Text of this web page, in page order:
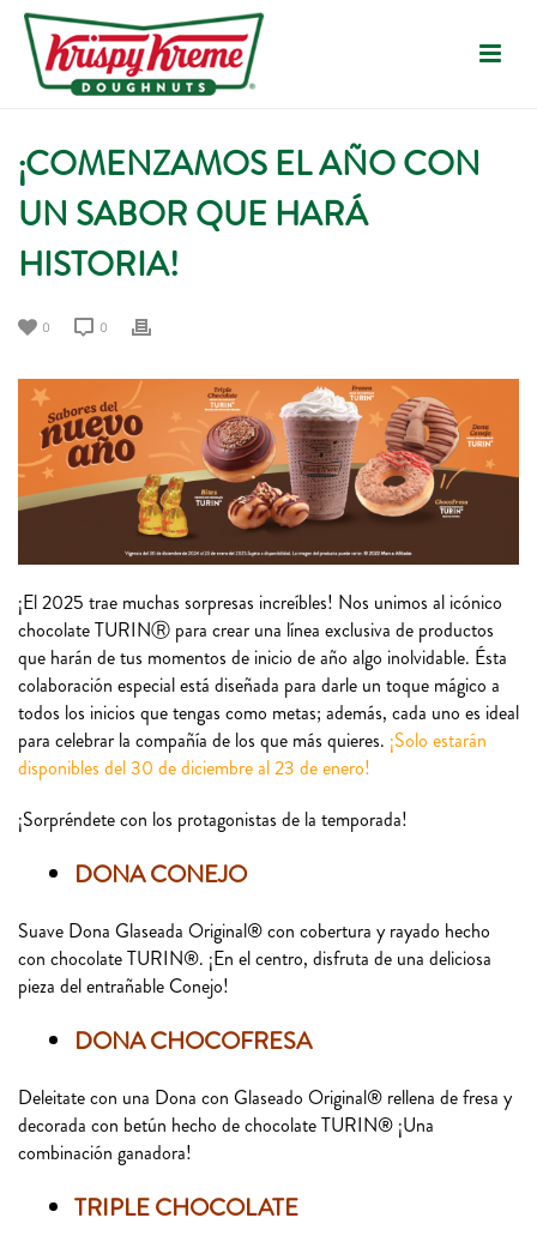
¡COMENZAMOS EL AÑO CON
UN SABOR QUE HARÁ
HISTORIA!
0 0
¡El 2025 trae muchas sorpresas increíbles! Nos unimos al icónico
chocolate TURINⓇ para crear una línea exclusiva de productos
que harán de tus momentos de inicio de año algo inolvidable. Ésta
colaboración especial está diseñada para darle un toque mágico a
todos los inicios que tengas como metas; además, cada uno es ideal
para celebrar la compañía de los que más quieres. ¡Solo estarán
disponibles del 30 de diciembre al 23 de enero!
¡Sorpréndete con los protagonistas de la temporada!
DONA CONEJO
Suave Dona Glaseada Original® con cobertura y rayado hecho
con chocolate TURIN®. ¡En el centro, disfruta de una deliciosa
pieza del entrañable Conejo!
DONA CHOCOFRESA
Deleitate con una Dona con Glaseado Original® rellena de fresa y
decorada con betún hecho de chocolate TURIN® ¡Una
combinación ganadora!
TRIPLE CHOCOLATE